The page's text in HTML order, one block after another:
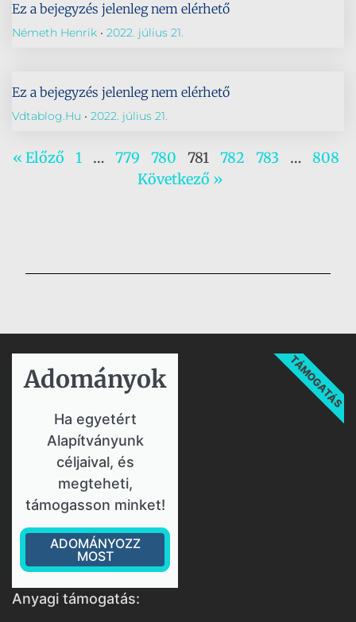
Ez a bejegyzés jelenleg nem elérhető
Németh Henrik 2022. július 21.
Ez a bejegyzés jelenleg nem elérhető
Vdtablog.hu 2022. július 21.
« Előző 1 … 779 780 781 782 783 …
808
Következő »
Adományok​
Ha egyetért
Alapítványunk
céljaival, és
megteheti,
támogasson minket!
ADOMÁNYOZZ
MOST
TÁMOGATÁS
Anyagi támogatás: